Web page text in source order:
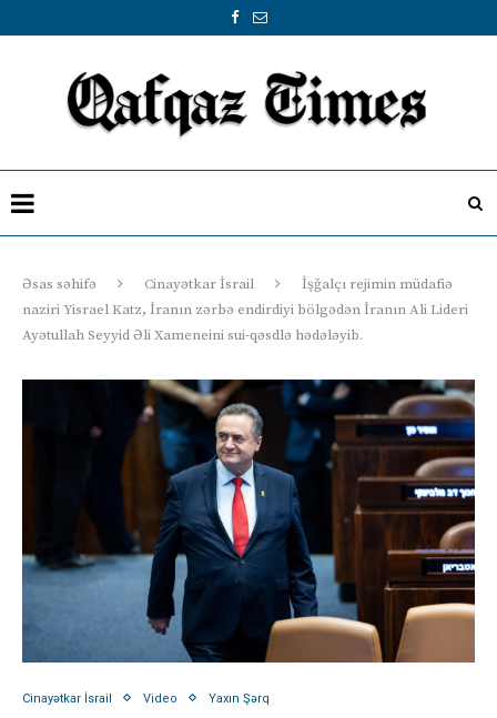
Əsas səhifə Cinayətkar İsrail
İşğalçı rejimin müdafiə
naziri Yisrael Katz, İranın zərbə endirdiyi bölgədən İranın Ali Lideri
Ayətullah Seyyid Əli Xameneini sui-qəsdlə hədələyib.
Cinayətkar İsrail Video Yaxın Şərq